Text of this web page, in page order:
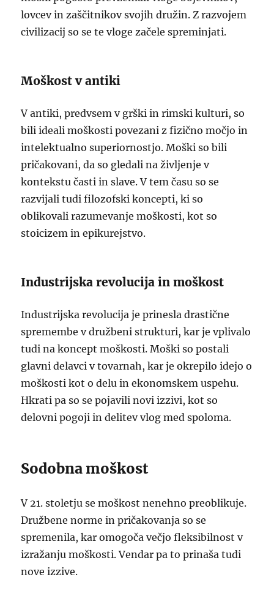
lovcev in zaščitnikov svojih družin. Z razvojem
civilizacij so se te vloge začele spreminjati.
Moškost v antiki
V antiki, predvsem v grški in rimski kulturi, so
bili ideali moškosti povezani z fizično močjo in
intelektualno superiornostjo. Moški so bili
pričakovani, da so gledali na življenje v
kontekstu časti in slave. V tem času so se
razvijali tudi filozofski koncepti, ki so
oblikovali razumevanje moškosti, kot so
stoicizem in epikurejstvo.
Industrijska revolucija in moškost
Industrijska revolucija je prinesla drastične
spremembe v družbeni strukturi, kar je vplivalo
tudi na koncept moškosti. Moški so postali
glavni delavci v tovarnah, kar je okrepilo idejo o
moškosti kot o delu in ekonomskem uspehu.
Hkrati pa so se pojavili novi izzivi, kot so
delovni pogoji in delitev vlog med spoloma.
Sodobna moškost
V 21. stoletju se moškost nenehno preoblikuje.
Družbene norme in pričakovanja so se
spremenila, kar omogoča večjo fleksibilnost v
izražanju moškosti. Vendar pa to prinaša tudi
nove izzive.